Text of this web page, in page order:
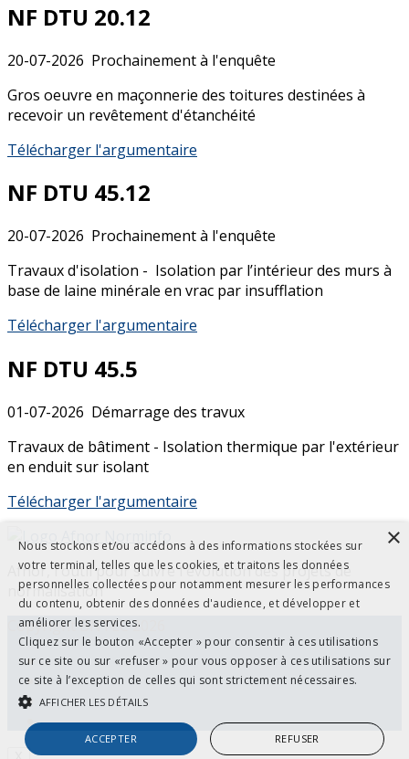
NF DTU 20.12
20-07-2026 Prochainement à l'enquête
Gros oeuvre en maçonnerie des toitures destinées à
recevoir un revêtement d'étanchéité
Télécharger l'argumentaire
NF DTU 45.12
20-07-2026 Prochainement à l'enquête
Travaux d'isolation - Isolation par l’intérieur des murs à
base de laine minérale en vrac par insufflation
Télécharger l'argumentaire
NF DTU 45.5
01-07-2026 Démarrage des travux
Travaux de bâtiment - Isolation thermique par l'extérieur
en enduit sur isolant
Télécharger l'argumentaire
Afnor, l'outil pour suivre l'évolution des projets de
normalisation
Copyright BNTEC 2026
Contactez-nous
Mentions légales
Politique et protection des données personnelles
Plan du site
Nous stockons et/ou accédons à des informations stockées sur
votre terminal, telles que les cookies, et traitons les données
personnelles collectées pour notamment mesurer les performances
du contenu, obtenir des données d'audience, et développer et
améliorer les services.
Cliquez sur le bouton «Accepter » pour consentir à ces utilisations
sur ce site ou sur «refuser » pour vous opposer à ces utilisations sur
ce site à l’exception de celles qui sont strictement nécessaires.
AFFICHER LES DÉTAILS
ACCEPTER REFUSER
×